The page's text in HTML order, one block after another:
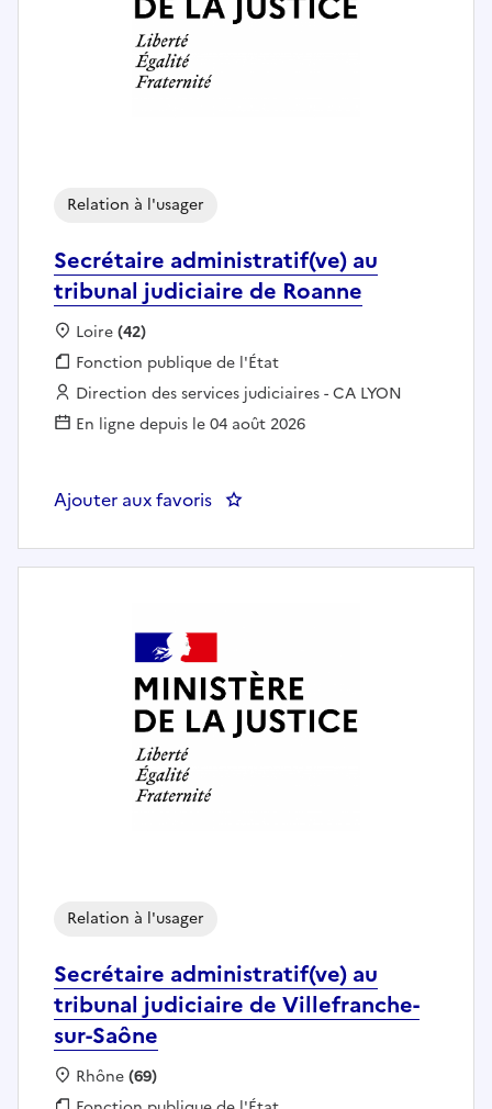
Secrétaire administratif(ve) au
tribunal judiciaire de Roanne
Relation à l'usager
Localisation :
Loire(42)
Fonction publique :
Fonction publique de l'État
Employeur :
Direction des services judiciaires - CA LYON
En ligne depuis le 04 août 2026
Ajouter aux favoris : Secrétaire administratif(ve)
Secrétaire administratif(ve) au
tribunal judiciaire de Villefranche-
sur-Saône
Relation à l'usager
Localisation :
Rhône(69)